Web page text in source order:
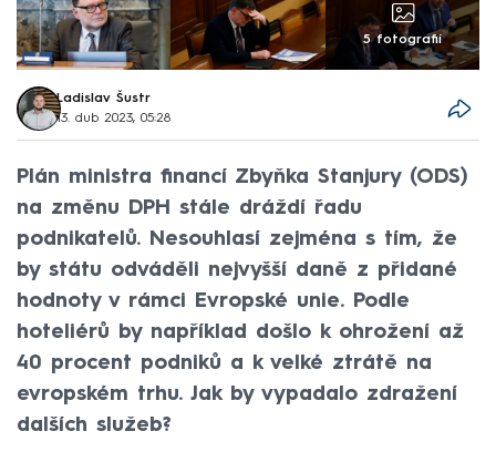
5 fotografií
Ladislav Šustr
13. dub 2023, 05:28
Plán ministra financí Zbyňka Stanjury (ODS)
na změnu DPH stále dráždí řadu
podnikatelů. Nesouhlasí zejména s tím, že
by státu odváděli nejvyšší daně z přidané
hodnoty v rámci Evropské unie. Podle
hoteliérů by například došlo k ohrožení až
40 procent podniků a k velké ztrátě na
evropském trhu. Jak by vypadalo zdražení
dalších služeb?